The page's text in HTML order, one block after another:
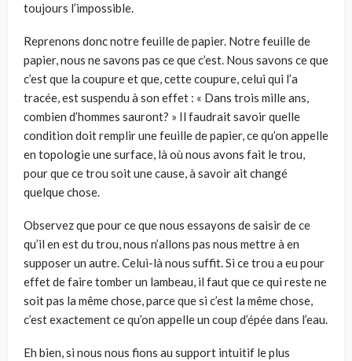
toujours l’impossible.
Reprenons donc notre feuille de papier. Notre feuille de
papier, nous ne savons pas ce que c’est. Nous savons ce que
c’est que la coupure et que, cette coupure, celui qui l’a
tracée, est suspendu à son effet : « Dans trois mille ans,
combien d’hommes sauront? » Il faudrait savoir quelle
condition doit remplir une feuille de papier, ce qu’on appelle
en topologie une surface, là où nous avons fait le trou,
pour que ce trou soit une cause, à savoir ait changé
quelque chose.
Observez que pour ce que nous essayons de saisir de ce
qu’il en est du trou, nous n’allons pas nous mettre à en
supposer un autre. Celui-là nous suffit. Si ce trou a eu pour
effet de faire tomber un lambeau, il faut que ce qui reste ne
soit pas la même chose, parce que si c’est la même chose,
c’est exactement ce qu’on appelle un coup d’épée dans l’eau.
Eh bien, si nous nous fions au support intuitif le plus